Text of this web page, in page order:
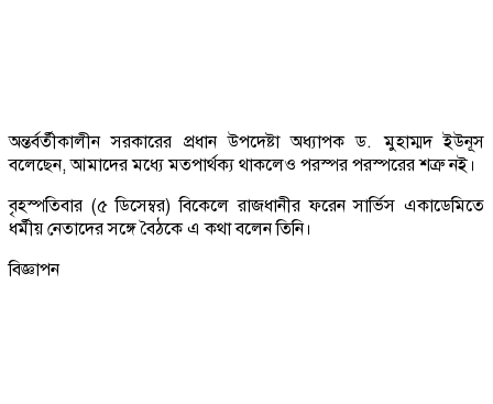
অন্তর্বর্তীকালীন সরকারের প্রধান উপদেষ্টা অধ্যাপক ড. মুহাম্মদ ইউনূস
বলেছেন, আমাদের মধ্যে মতপার্থক্য থাকলেও পরস্পর পরস্পরের শত্রু নই।
বৃহস্পতিবার (৫ ডিসেম্বর) বিকেলে রাজধানীর ফরেন সার্ভিস একাডেমিতে
ধর্মীয় নেতাদের সঙ্গে বৈঠকে এ কথা বলেন তিনি।
বিজ্ঞাপন